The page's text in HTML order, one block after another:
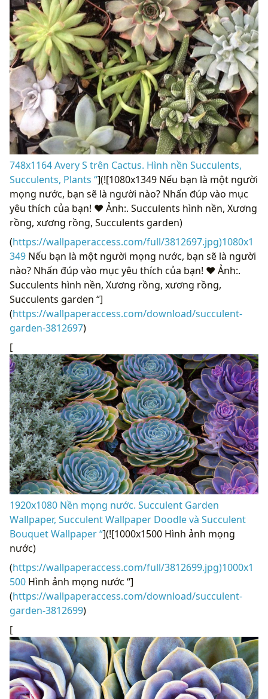
748x1164 Avery S trên Cactus. Hình nền Succulents,
Succulents, Plants “](![1080x1349 Nếu bạn là một người
mọng nước, bạn sẽ là người nào? Nhấn đúp vào mục
yêu thích của bạn! ❤️ Ảnh:. Succulents hình nền, Xương
rồng, xương rồng, Succulents garden)
(https://wallpaperaccess.com/full/3812697.jpg)1080x1
349 Nếu bạn là một người mọng nước, bạn sẽ là người
nào? Nhấn đúp vào mục yêu thích của bạn! ❤️ Ảnh:.
Succulents hình nền, Xương rồng, xương rồng,
Succulents garden “]
(https://wallpaperaccess.com/download/succulent-
garden-3812697)
[
1920x1080 Nền mọng nước. Succulent Garden
Wallpaper, Succulent Wallpaper Doodle và Succulent
Bouquet Wallpaper “](![1000x1500 Hình ảnh mọng
nước)
(https://wallpaperaccess.com/full/3812699.jpg)1000x1
500 Hình ảnh mọng nước “]
(https://wallpaperaccess.com/download/succulent-
garden-3812699)
[